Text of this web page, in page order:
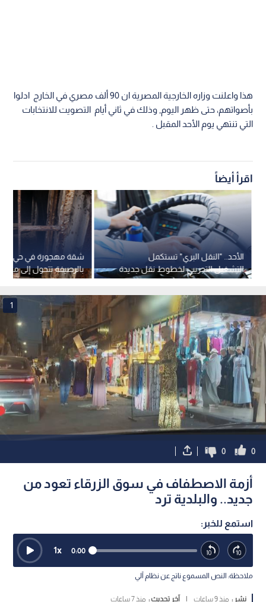
هذا واعلنت وزاره الخارجية المصرية ان 90 ألف مصري في الخارج ادلوا
بأصواتهم، حتى ظهر اليوم, وذلك في ثاني أيام التصويت للانتخابات
التي تنتهي يوم الأحد المقبل .
اقرأ أيضاً
شقة مهجورة في حي
بالرصيفة تتحول إلى
والبلدية توضح
الأحد.. "النقل البري" تستكمل
التشغيل التجريبي لخطوط نقل جديدة
1
0
0
أزمة الاصطفاف في سوق الزرقاء تعود من
جديد.. والبلدية ترد
استمع للخبر:
0:00
1x
ملاحظة: النص المسموع ناتج عن نظام آلي
نشر : منذ 9 ساعات آخر تحديث : منذ 7 ساعات